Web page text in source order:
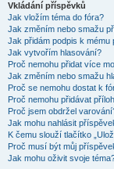
Vkládání příspěvků
Jak vložím téma do fóra?
Jak změním nebo smažu
Jak přidám podpis k mému
Jak vytvořím hlasování?
Proč nemohu přidat více
Jak změním nebo smažu
Proč se nemohu dostat k
Proč nemohu přidávat
Proč jsem obdržel
Jak mohu nahlásit
K čemu slouží tlačítko
Proč musí být můj
Jak mohu oživit svoje